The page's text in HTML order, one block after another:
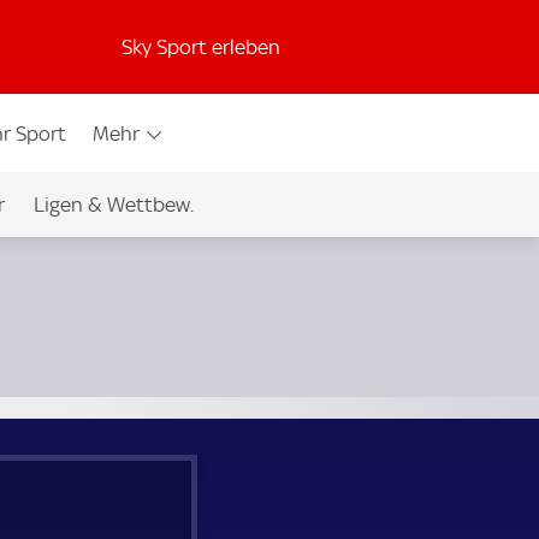
Sky Sport erleben
Sport Mehr
Ligen & Wettbew.